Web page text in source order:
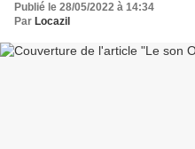
Publié le 28/05/2022 à 14:34
Par Locazil